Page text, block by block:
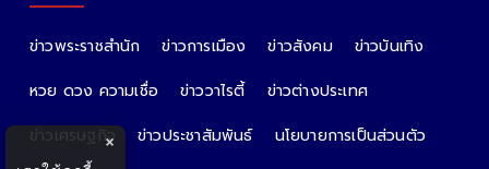
ALL PARTNER
The Nation Nation Group
คม ชัด ลึก
กรุงเทพธุรกิจ
Nation
Spring News
×